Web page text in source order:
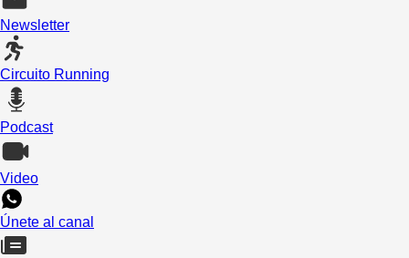
Newsletter
Circuito Running
Podcast
Video
Únete al canal